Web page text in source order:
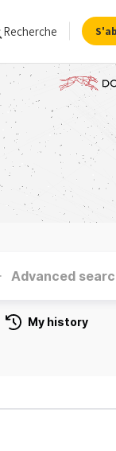
Advanced
My history
Recherche